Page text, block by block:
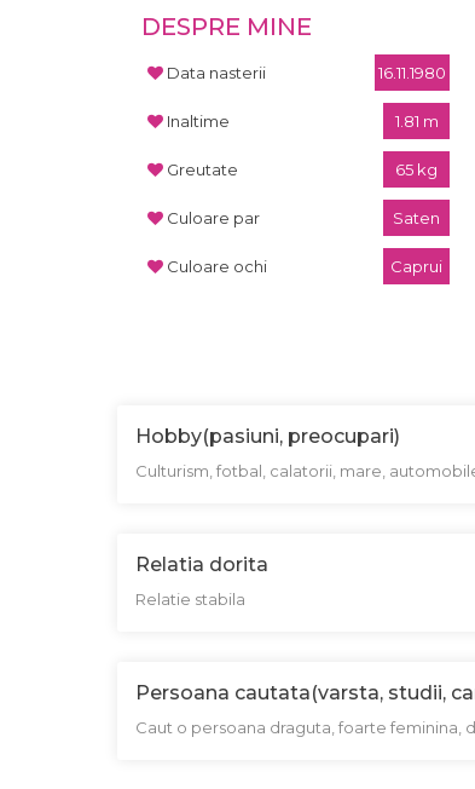
DESPRE MINE
Data nasterii 16.11.1980
Inaltime 1.81 m
Greutate 65 kg
Culoare par Saten
Culoare ochi Caprui
Hobby(pasiuni, preocupari)
Culturism, fotbal, calatorii, mare,
Relatia dorita
Relatie stabila
Persoana cautata(varsta, studii,
Caut o persoana draguta, foarte feminina,